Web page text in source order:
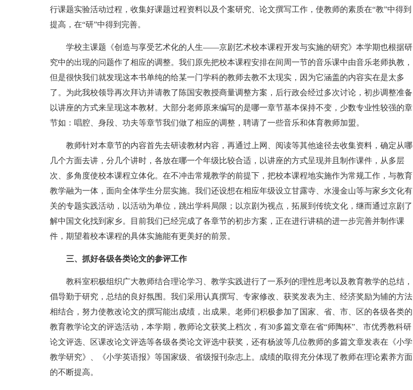
行课题实验活动过程，收集好课题过程资料以及个案研究、论文撰写工作，使教师的素质在“教”中得到
提高，在“研”中得到完善。
学校主课题《创造与享受艺术化的人生——京剧艺术校本课程开发与实施的研究》本学期也根据研
究中的出现的问题作了相应的调整。我们原先把校本课程安排在间周一节的音乐课中由音乐老师执教，
但是很快我们就发现这本书单纯的给某一门学科的教师去教不太现实，因为它涵盖的内容实在是太多
了。为此我校领导再次拜访并请教了陈国安教授商量调整方案，后行政会经过多次讨论，初步调整准备
以讲座的方式来呈现这本教材。大部分老师原来编写的是哪一章节基本保持不变，少数专业性较强的章
节如：唱腔、身段、功夫等章节我们做了相应的调整，聘请了一些音乐和体育教师加盟。
教师针对本章节的内容首先去研读教材内容，再通过上网、阅读等其他途径去收集资料，确定从哪
几个方面去讲，分几个讲时，各放在哪一个年级比较合适，以讲座的方式呈现并且制作课件，从多层
次、多角度使校本课程立体化。在不冲击常规教学的前提下，把校本课程地实施作为常规工作，与教育
教学融为一体，面向全体学生分层实施。我们还设想在相应年级设立甘露寺、水漫金山等与家乡文化有
关的专题实践活动，以活动为单位，跳出学科局限；以京剧为视点，拓展到传统文化，继而通过京剧了
解中国文化找到家乡。目前我们已经完成了各章节的初步方案，正在进行讲稿的进一步完善并制作课
件，期望着校本课程的具体实施能有更美好的前景。
三、抓好各级各类论文的参评工作
教科室积极组织广大教师结合理论学习、教学实践进行了一系列的理性思考以及教育教学的总结，
倡导勤于研究，总结的良好氛围。我们采用认真撰写、专家修改、获奖发表为主、经济奖励为辅的方法
相结合，努力使教改论文的撰写能出成绩，出成果。老师们积极参加了国家、省、市、区的各级各类的
教育教学论文的评选活动，本学期，教师论文获奖上档次，有30多篇文章在省“师陶杯”、市优秀教科研
论文评选、区课改论文评选等各级各类论文评选中获奖，还有杨波等几位教师的多篇文章发表在《小学
教学研究》、《小学英语报》等国家级、省级报刊杂志上。成绩的取得充分体现了教师在理论素养方面
的不断提高。